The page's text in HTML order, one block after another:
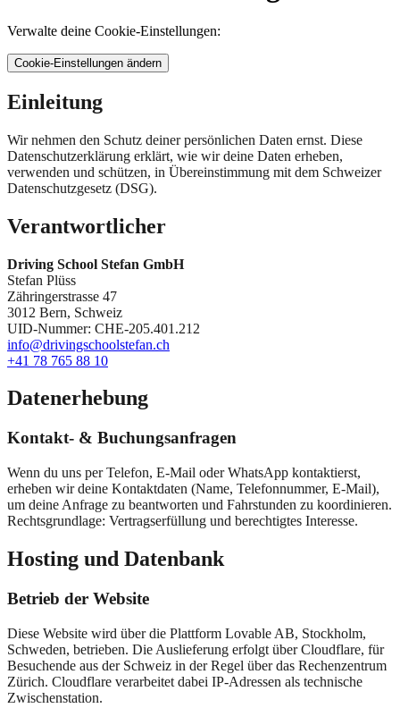
Verwalte deine Cookie-Einstellungen:
Cookie-Einstellungen ändern
Einleitung
Wir nehmen den Schutz deiner persönlichen Daten ernst. Diese
Datenschutzerklärung erklärt, wie wir deine Daten erheben,
verwenden und schützen, in Übereinstimmung mit dem Schweizer
Datenschutzgesetz (DSG).
Verantwortlicher
Driving School Stefan GmbH
Stefan Plüss
Zähringerstrasse 47
3012 Bern, Schweiz
UID-Nummer: CHE-205.401.212
info@drivingschoolstefan.ch
+41 78 765 88 10
Datenerhebung
Kontakt- & Buchungsanfragen
Wenn du uns per Telefon, E-Mail oder WhatsApp kontaktierst,
erheben wir deine Kontaktdaten (Name, Telefonnummer, E-Mail),
um deine Anfrage zu beantworten und Fahrstunden zu koordinieren.
Rechtsgrundlage: Vertragserfüllung und berechtigtes Interesse.
Hosting und Datenbank
Betrieb der Website
Diese Website wird über die Plattform Lovable AB, Stockholm,
Schweden, betrieben. Die Auslieferung erfolgt über Cloudflare, für
Besuchende aus der Schweiz in der Regel über das Rechenzentrum
Zürich. Cloudflare verarbeitet dabei IP-Adressen als technische
Zwischenstation.